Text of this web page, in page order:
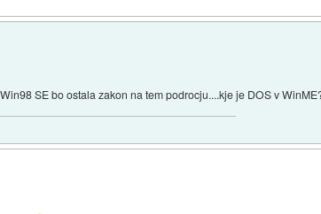
SE bo ostala zakon na tem podrocju....kje je DOS v